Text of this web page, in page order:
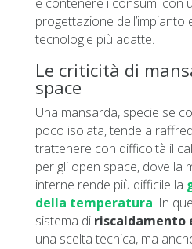
progettazione dell’impianto
tecnologie più adatte.
Le criticità di
space
Una mansarda, specie se
poco isolata, tende a
trattenere con difficoltà il
per gli open space, dove la
interne rende più difficile la
della temperatura. In
sistema di riscaldamento
una scelta tecnica, ma